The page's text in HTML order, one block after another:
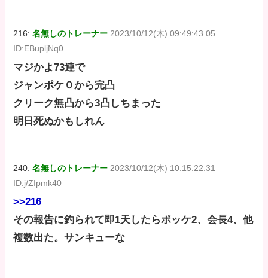
216:名無しのトレーナー 2023/10/12(木) 09:49:43.05
ID:EBupljNq0
マジかよ73連で
ジャンポケ０から完凸
クリーク無凸から3凸しちまった
明日死ぬかもしれん
240:名無しのトレーナー 2023/10/12(木) 10:15:22.31
ID:j/ZIpmk40
>>216
その報告に釣られて即1天したらポッケ2、会長4、他
複数出た。サンキューな